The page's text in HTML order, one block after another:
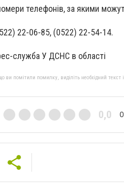
телефонів, за якими
22-06-85, (0522) 22-54-14.
служба У ДСНС в області
ви помітили помилку, виділіть необхідний
0,0